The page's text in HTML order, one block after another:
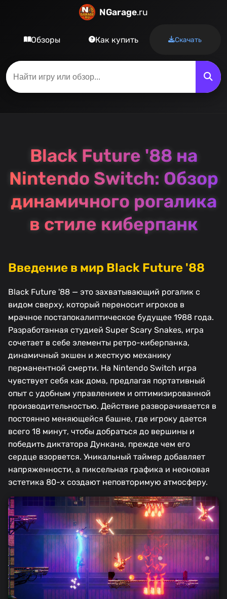
NGarage.ru
Обзоры Как купить Скачать
Black Future '88 на
Nintendo Switch: Обзор
динамичного рогалика
в стиле киберпанк
Введение в мир Black Future '88
Black Future '88 — это захватывающий рогалик с
видом сверху, который переносит игроков в
мрачное постапокалиптическое будущее 1988 года.
Разработанная студией Super Scary Snakes, игра
сочетает в себе элементы ретро-киберпанка,
динамичный экшен и жесткую механику
перманентной смерти. На Nintendo Switch игра
чувствует себя как дома, предлагая портативный
опыт с удобным управлением и оптимизированной
производительностью. Действие разворачивается в
постоянно меняющейся башне, где игроку дается
всего 18 минут, чтобы добраться до вершины и
победить диктатора Дункана, прежде чем его
сердце взорвется. Уникальный таймер добавляет
напряженности, а пиксельная графика и неоновая
эстетика 80-х создают неповторимую атмосферу.